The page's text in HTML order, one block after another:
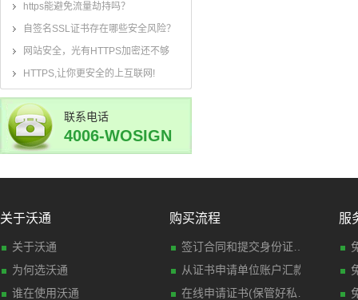
https能避免流量劫持吗？
自签名SSL证书存在哪些安全风险？
网站安全，光有HTTPS加密还不够
HTTPS,让你更安全的上互联网!
联系电话
4006-WOSIGN
(4006-967-446)
关于沃通
关于沃通
为何选沃通
谁在使用沃通
购买流程
从证书申请单位账户汇款
服